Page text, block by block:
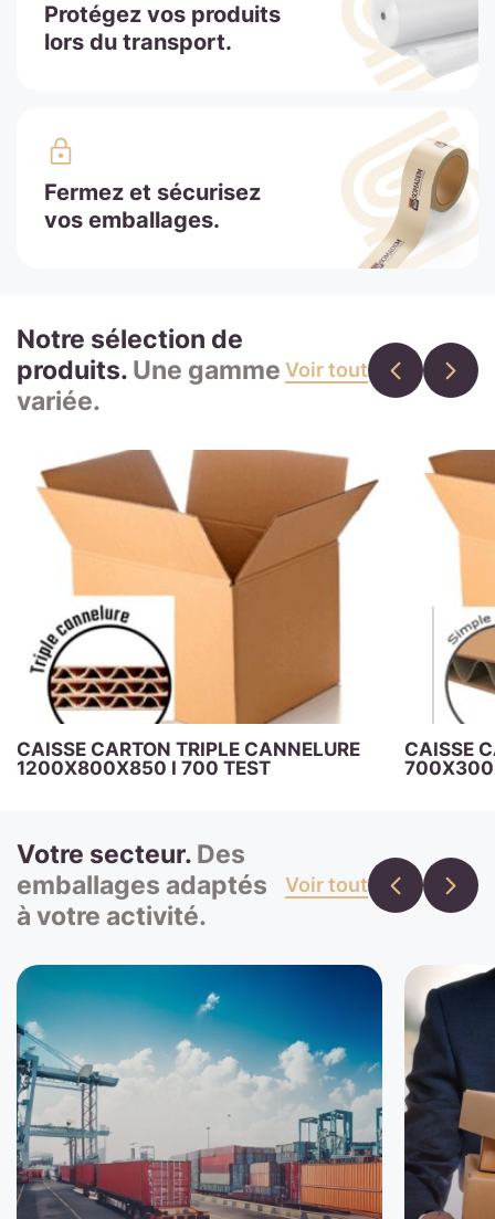
Protégez vos produits
lors du transport.
Fermez et sécurisez
vos emballages.
Notre sélection de
produits. Une gamme
variée.
Voir tout
CAISSE CARTON TRIPLE CANNELURE
1200X800X850 I 700 TEST
CAISSE
Votre secteur. Des
emballages adaptés
à votre activité.
Voir tout